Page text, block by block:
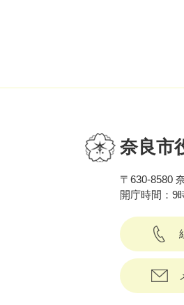
奈良市
〒630-8580
開庁時間：9